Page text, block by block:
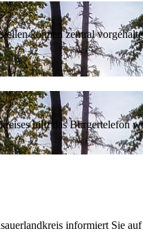
können zentral
hilft das Bürgertelefon
informiert Sie